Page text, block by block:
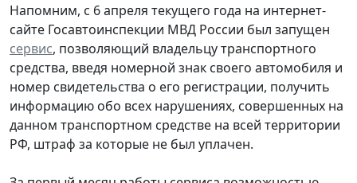
Напомним, с 6 апреля текущего года на интернет-
сайте Госавтоинспекции МВД России был запущен
сервис, позволяющий владельцу транспортного
средства, введя номерной знак своего автомобиля и
номер свидетельства о его регистрации, получить
информацию обо всех нарушениях, совершенных на
данном транспортном средстве на всей территории
РФ, штраф за которые не был уплачен.